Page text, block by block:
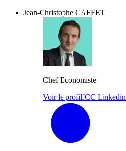
Jean-Christophe CAFFET
Chef Economiste
Voir le profilJCC Linkedin